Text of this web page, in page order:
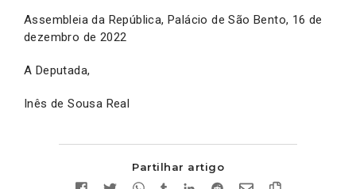
Assembleia da República, Palácio de São Bento, 16 de
dezembro de 2022
A Deputada,
Inês de Sousa Real
Partilhar artigo